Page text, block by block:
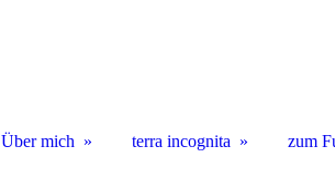
Über mich terra incognita zum